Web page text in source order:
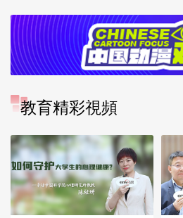
教育精彩視頻